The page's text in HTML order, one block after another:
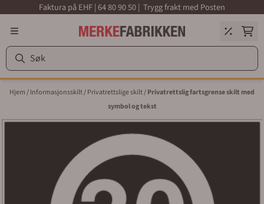
Hopp til innholdFaktura på EHF | 64 80 90 50 | Trygg frakt med Posten
Hjem/Informasjonsskilt/Privatrettslige skilt/Privatrettslig fartsgrense skilt med
symbol og tekst